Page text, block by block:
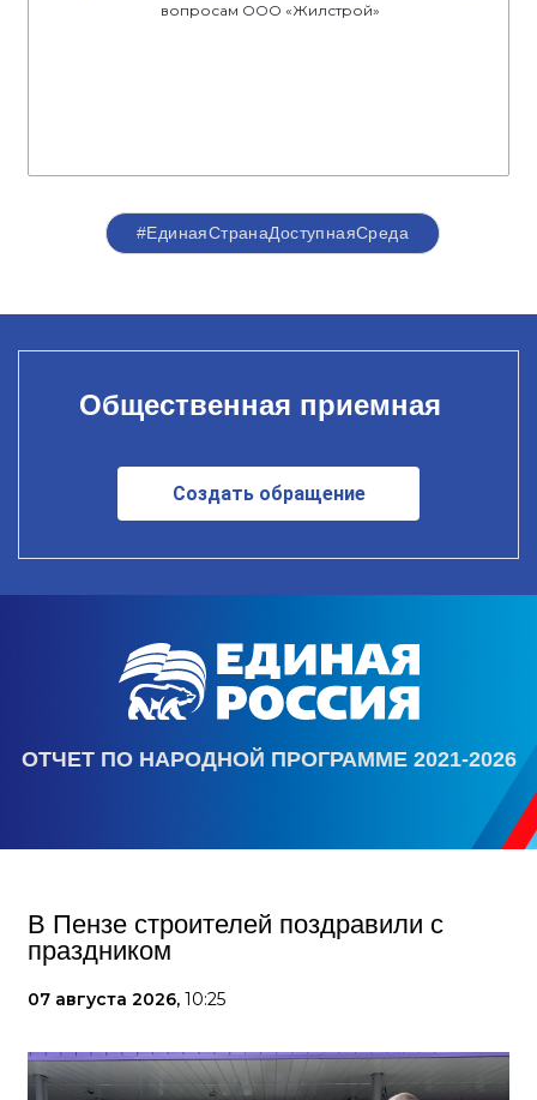
вопросам ООО «Жилстрой»
#ЕдинаяСтранаДоступнаяСреда
Общественная приемная
Создать обращение
ОТЧЕТ ПО НАРОДНОЙ ПРОГРАММЕ 2021-2026
В Пензе строителей поздравили с
праздником
07 августа 2026, 10:25